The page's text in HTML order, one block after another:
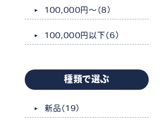
100,000円～ （8）
100,000円以下（6）
種類で選ぶ
新品（19）